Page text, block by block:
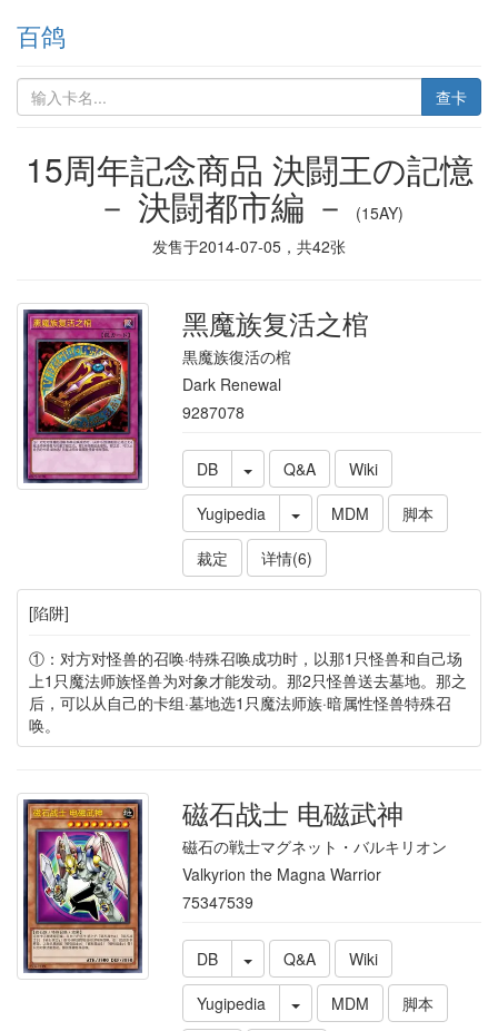
百鸽
查卡
15周年記念商品 決闘王の記憶
－ 決闘都市編 －
(15AY)
发售于2014-07-05 ，共42张
黑魔族复活之棺
黒魔族復活の棺
Dark Renewal
9287078
DB Q&A
Wiki
Yugipedia
MDM
脚本
裁定
详情(6)
[陷阱]
①：对方对怪兽的召唤·特殊召唤成功时，以那1只怪兽和自己场
上1只魔法师族怪兽为对象才能发动。那2只怪兽送去墓地。那之
后，可以从自己的卡组·墓地选1只魔法师族·暗属性怪兽特殊召
唤。
磁石战士 电磁武神
磁石の戦士マグネット・バルキリオン
Valkyrion the Magna Warrior
75347539
DB Q&A
Wiki
Yugipedia
MDM
脚本